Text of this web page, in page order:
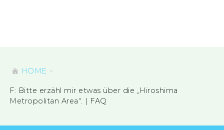
HOME
F: Bitte erzähl mir etwas über die „Hiroshima
Metropolitan Area“. | FAQ